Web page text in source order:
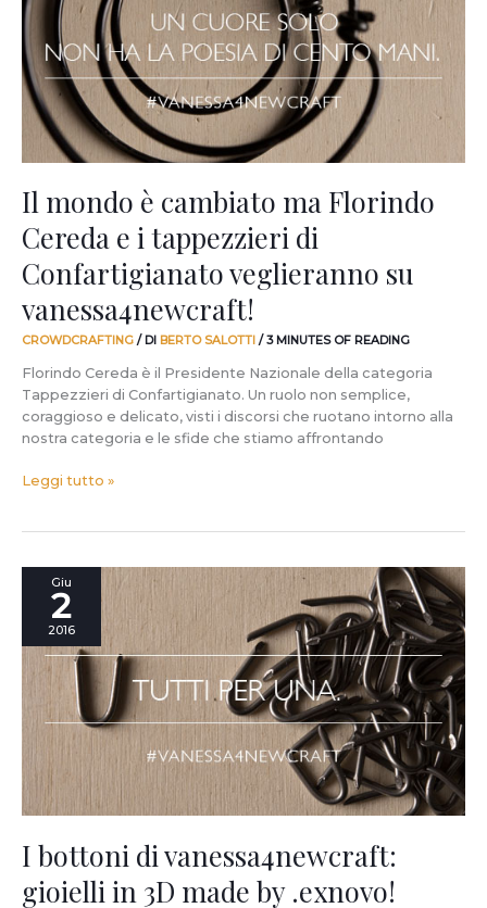
Il mondo è cambiato ma Florindo
Cereda e i tappezzieri di
Confartigianato veglieranno su
vanessa4newcraft!
CROWDCRAFTING / DI BERTO SALOTTI /3 MINUTES OF READING
Florindo Cereda è il Presidente Nazionale della categoria
Tappezzieri di Confartigianato. Un ruolo non semplice,
coraggioso e delicato, visti i discorsi che ruotano intorno alla
nostra categoria e le sfide che stiamo affrontando
ma
Florindo
Cereda
e
tappezzieri
Confartigianato
vanessa4newcraft!
Leggi tutto »
Giu
2
2016
I bottoni di vanessa4newcraft:
gioielli in 3D made by .exnovo!
bottoni
vanessa4newcraft:
gioielli
made